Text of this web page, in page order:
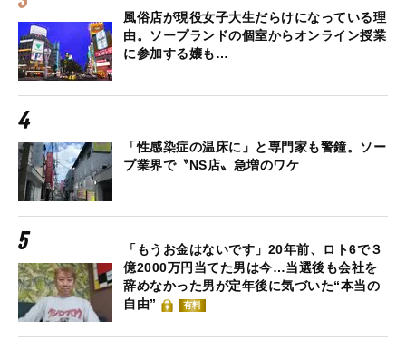
風俗店が現役女子大生だらけになっている理
由。ソープランドの個室からオンライン授業
に参加する嬢も…
「性感染症の温床に」と専門家も警鐘。ソー
プ業界で〝NS店〟急増のワケ
「もうお金はないです」20年前、ロト6で３
億2000万円当てた男は今…当選後も会社を
辞めなかった男が定年後に気づいた“本当の
自由”
有料